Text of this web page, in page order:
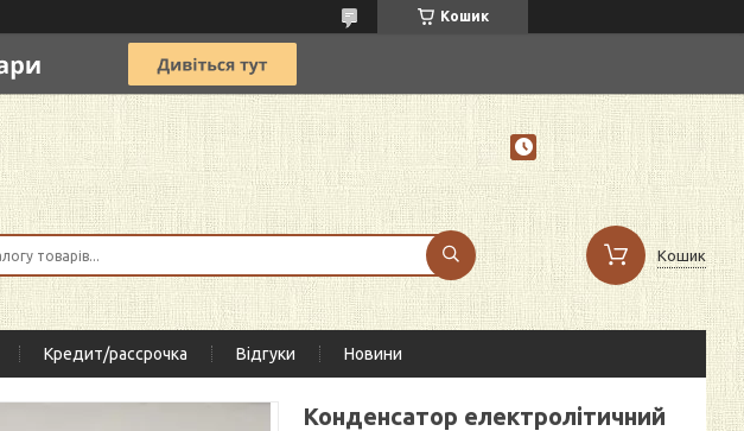
Кошик
Кошик
Кредит/рассрочка Відгуки Новини
Конденсатор електролітичний